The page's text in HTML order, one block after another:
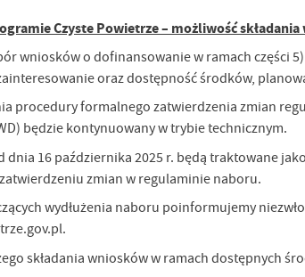
Czyste Powietrze – możliwość
wniosków o dofinansowanie w ramach części
oraz dostępność środków,
procedury formalnego zatwierdzenia zmian
będzie kontynuowany w trybie technicznym.
dnia 16 października 2025 r. będą traktowane
zmian w regulaminie naboru.
wydłużenia naboru poinformujemy
składania wniosków w ramach dostępnych